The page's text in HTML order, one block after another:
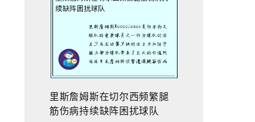
里斯詹姆斯在切尔西频繁腿
筋伤病持续缺阵困扰球队